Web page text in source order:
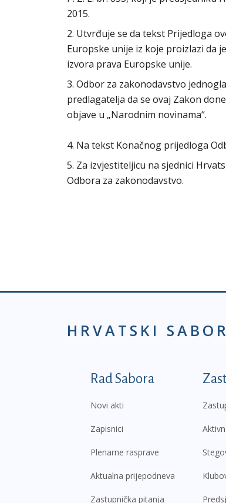
2015.
2. Utvrđuje se da tekst Prijedloga
Europske unije iz koje proizlazi da
izvora prava Europske unije.
3. Odbor za zakonodavstvo
predlagatelja da se ovaj Zakon
objave u „Narodnim novinama“.
4. Na tekst Konačnog prijedloga
5. Za izvjestiteljicu na sjednici
Odbora za zakonodavstvo.
HRVATSKI SABOR
Podnožje prvi
Rad Sabora
Novi akti
Zapisnici
Plenarne rasprave
Aktualna prijepodneva
Zastupnička pitanja